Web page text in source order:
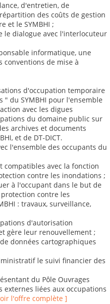
d'entretien, de
des coûts de gestion
et le SYMBHI ;
le dialogue avec l'interlocuteur
informatique, une
conventions de mise à
d'occupation temporaire
" du SYMBHI pour l'ensemble
avec les digues
du domaine public sur
archives et documents
et de DT-DICT.
l'ensemble des occupants du
compatibles avec la fonction
contre les inondations ;
à l'occupant dans le but de
contre les
: travaux, surveillance,
d'autorisation
gère leur renouvellement ;
données cartographiques
le suivi financier des
du Pôle Ouvrages
liées aux occupations
l'offre complète ]